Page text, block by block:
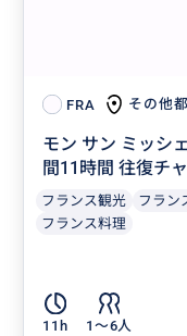
FRA その他
モン サン ミッシ
間11時間 往復チ
フランス観光 フラン
フランス料理
11h 1〜6人